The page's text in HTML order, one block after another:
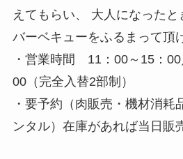
えてもらい、 大人になった
バーベキューをふるまって頂
・営業時間 11：00～15：00
00（完全入替2部制）
・要予約（肉販売・機材消耗
ンタル）在庫があれば当日販